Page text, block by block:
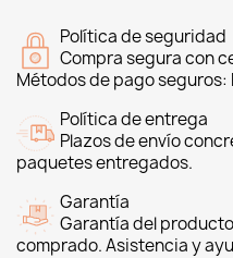
Política de seguridad
Compra segura con
Métodos de pago seguros:
Política de entrega
Plazos de envío
paquetes entregados.
Garantía
Garantía del
comprado. Asistencia y